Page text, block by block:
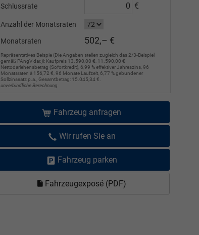
Schlussrate €
Anzahl der Monatsraten
Monatsraten 502,– €
Repräsentatives Beispie (Die Angaben stellen zugleich das 2/3-Beispiel
gemäß PAngV dar.)l: Kaufpreis 13.590,00 €, 11.590,00 €
Nettodarlehensbetrag (Sofortkredit), 6,99 % effektiver Jahreszins, 96
Monatsraten à 156,72 €, 96 Monate Laufzeit, 6,77 % gebundener
Sollzinssatz p.a., Gesamtbetrag: 15.045,34 €.
unverbindliche Berechnung
Fahrzeug anfragen
Wir rufen Sie an
Fahrzeug parken
Fahrzeugexposé (PDF)